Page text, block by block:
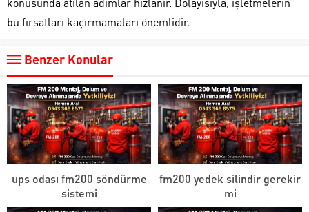
bu fırsatları kaçırmamaları önemlidir.
Benzer Konular
ups odası fm200 söndürme
sistemi
fm200 yedek silindir gerekir
mi